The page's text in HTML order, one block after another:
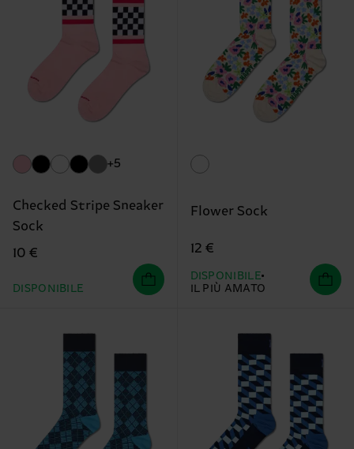
+5
Checked Stripe Sneaker
Sock
10 €
DISPONIBILE
Flower Sock
12 €
DISPONIBILE
IL PIÙ AMATO